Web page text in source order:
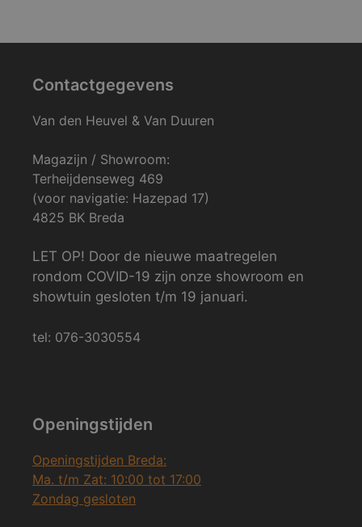
Contactgegevens
Van den Heuvel & Van Duuren
Magazijn / Showroom:
Terheijdenseweg 469
(voor navigatie: Hazepad 17)
4825 BK Breda
LET OP! Door de nieuwe maatregelen
rondom COVID-19 zijn onze showroom en
showtuin gesloten t/m 19 januari.
tel: 076-3030554
Openingstijden
Openingstijden Breda:
Ma. t/m Zat: 10:00 tot 17:00
Zondag gesloten